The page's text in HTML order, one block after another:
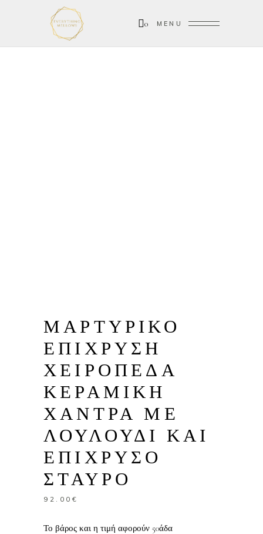
0 MENU
ΜΑΡΤΥΡΙΚΟ
ΕΠΙΧΡΥΣΗ
ΧΕΙΡΟΠΕΔΑ
ΚΕΡΑΜΙΚΗ
ΧΑΝΤΡΑ ΜΕ
ΛΟΥΛΟΥΔΙ ΚΑΙ
ΕΠΙΧΡΥΣΟ
ΣΤΑΥΡΟ
92.00 €
Το βάρος και η τιμή αφορούν 50άδα